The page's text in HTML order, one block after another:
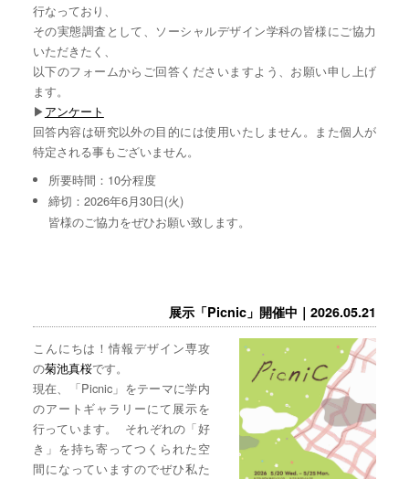
行なっており、
その実態調査として、ソーシャルデザイン学科の皆様にご協力
いただきたく、
以下のフォームからご回答くださいますよう、お願い申し上げ
ます。
▶︎アンケート
回答内容は研究以外の目的には使用いたしません。また個人が
特定される事もございません。
所要時間：10分程度
締切：2026年6月30日(火)
皆様のご協力をぜひお願い致します。
展示「Picnic」開催中｜2026.05.21
こんにちは！情報デザイン専攻
の菊池真桜です。
現在、「Picnic」をテーマに学内
のアートギャラリーにて展示を
行っています。 それぞれの「好
き」を持ち寄ってつくられた空
間になっていますのでぜひ私た